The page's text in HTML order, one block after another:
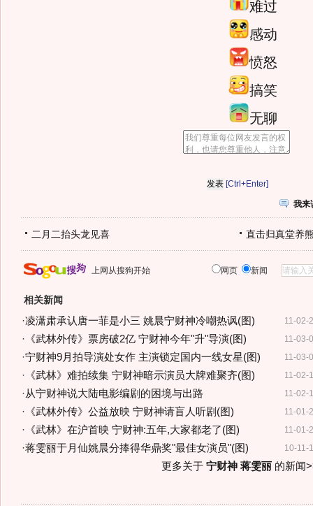
难过
感动
愤怒
搞笑
无聊
[Ctrl+Enter]
我来
二月二抬头龙见喜 直击归真堂养
上网从搜狗开始 网页 新闻
相关新闻
11-02-
·凌潇肃承认唐一菲是小三 姚晨宁财神冷嘲热讽(图)
11-03-
· 《武林外传》票房破2亿 宁财神今年"升"导演(图)
11-03-
·宁财神9月拍导演处女作 主演锁定国内一线女星(图)
11-02-
· 《武林》难拍续集 宁财神暗示演员大牌难聚齐(图)
11-02-
·从宁财神说大陆电影编剧的困境与出路
11-01-
· 《武林外传》公益放映 宁财神请盲人听剧(图)
11-01-
· 《武林》在沪首映 宁财神:五年,大家都老了(图)
10-11-
·蒋雯丽于月仙姚晨分捧得华鼎奖"最佳女演员"(图)
更多关于 宁财神 蒋雯丽的新闻